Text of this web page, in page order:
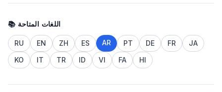
📚 اللغات المتاحة
RU EN ZH ES AR PT DE FR
JA
KO
IT TR ID VI FA HI